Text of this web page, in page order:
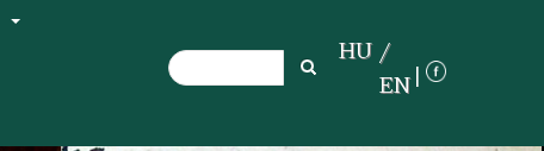
Search
Search
HU
EN